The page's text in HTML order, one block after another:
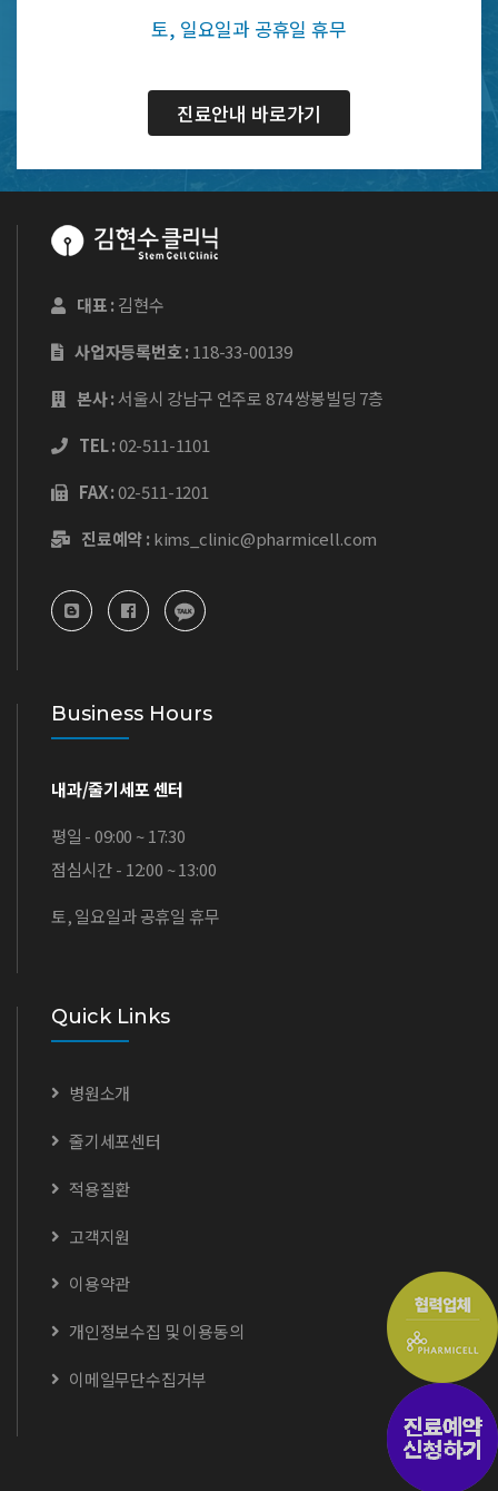
토, 일요일과 공휴일 휴무
진료안내 바로가기
대표 :김현수
사업자등록번호 :118-33-00139
본사 :서울시 강남구 언주로 874 쌍봉빌딩 7층
TEL :02-511-1101
FAX :02-511-1201
진료예약 :kims_clinic@pharmicell.com
Business Hours
내과/줄기세포 센터
평일 - 09:00 ~ 17:30
점심시간 - 12:00 ~ 13:00
토, 일요일과 공휴일 휴무
Quick Links
병원소개
줄기세포센터
적용질환
고객지원
이용약관
개인정보수집 및 이용동의
이메일무단수집거부